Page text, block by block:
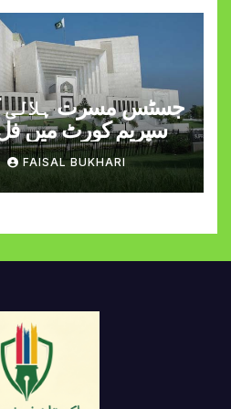
جسٹس مسرت ہلالی
سپریم کورٹ میں
FAISAL BUKHARI